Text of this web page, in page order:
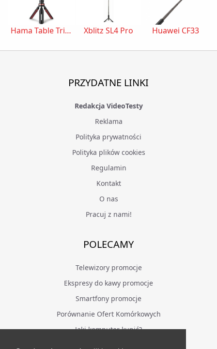
Hama Table Tripod Solid Xblitz SL4 Pro Huawei CF33
PRZYDATNE LINKI
Redakcja VideoTesty
Reklama
Polityka prywatności
Polityka plików cookies
Regulamin
Kontakt
O nas
Pracuj z nami!
POLECAMY
Telewizory promocje
Ekspresy do kawy promocje
Smartfony promocje
Porównanie Ofert Komórkowych
Jaki komputer kupić?